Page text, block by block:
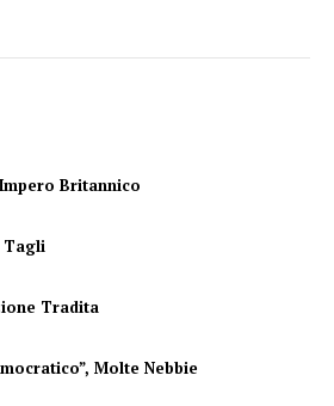
Britannico
Tagli
Tradita
Molte Nebbie